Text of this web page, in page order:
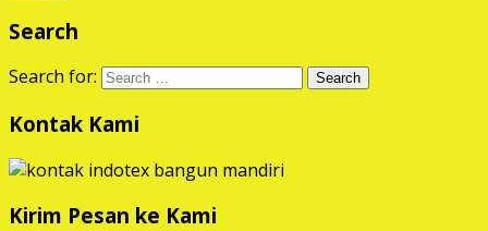
Search
Search for:
Kontak Kami
Kirim Pesan ke Kami